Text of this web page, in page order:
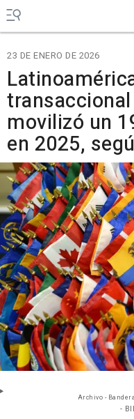
23 DE ENERO DE 2026
movilizó un
en 2025,
Archivo -
-